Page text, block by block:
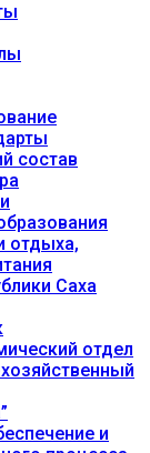
состав
отдыха,
Саха
отдел
и